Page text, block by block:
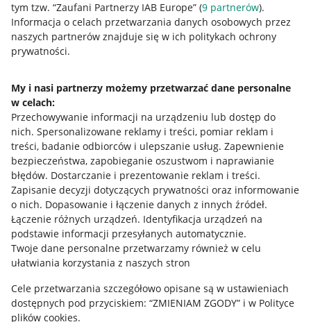
tym tzw. “Zaufani Partnerzy IAB Europe” (9 partnerów).
Informacja o celach przetwarzania danych osobowych przez
naszych partnerów znajduje się w ich politykach ochrony
prywatności.
My i nasi partnerzy możemy przetwarzać dane personalne
w celach:
Przechowywanie informacji na urządzeniu lub dostęp do
nich. Spersonalizowane reklamy i treści, pomiar reklam i
treści, badanie odbiorców i ulepszanie usług. Zapewnienie
bezpieczeństwa, zapobieganie oszustwom i naprawianie
błędów. Dostarczanie i prezentowanie reklam i treści.
Zapisanie decyzji dotyczących prywatności oraz informowanie
o nich. Dopasowanie i łączenie danych z innych źródeł.
Łączenie różnych urządzeń. Identyfikacja urządzeń na
podstawie informacji przesyłanych automatycznie.
Twoje dane personalne przetwarzamy również w celu
ułatwiania korzystania z naszych stron
Cele przetwarzania szczegółowo opisane są w ustawieniach
dostępnych pod przyciskiem: “ZMIENIAM ZGODY” i w Polityce
plików cookies.
Przydatne informacje
Jak to działa
Allegro Gadane dla sprzedających
Allegro Gadane dla kupujących
Mapa miejscowości
Informacje prawne
Regulamin
Polityka plików "cookies"
Ustawienia plików "cookies"
Udostępnianie lokalizacji
Informacje dla Aktu o Usługach Cyfrowych